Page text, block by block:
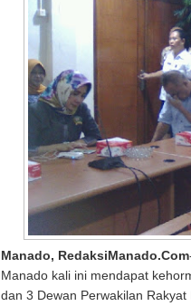
Manado, RedaksiManado.Com
Manado kali ini mendapat
dan 3 Dewan Perwakilan